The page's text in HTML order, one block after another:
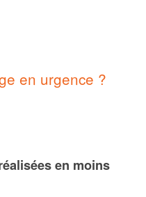
en urgence ?
en moins